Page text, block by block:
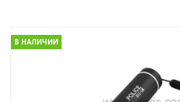
В НАЛИЧИИ